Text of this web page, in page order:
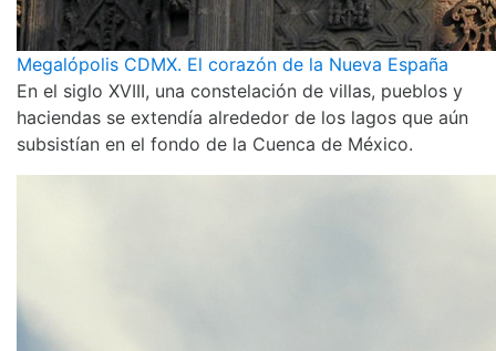
Megalópolis CDMX. El corazón de la Nueva España
En el siglo XVIII, una constelación de villas, pueblos y
haciendas se extendía alrededor de los lagos que aún
subsistían en el fondo de la Cuenca de México.